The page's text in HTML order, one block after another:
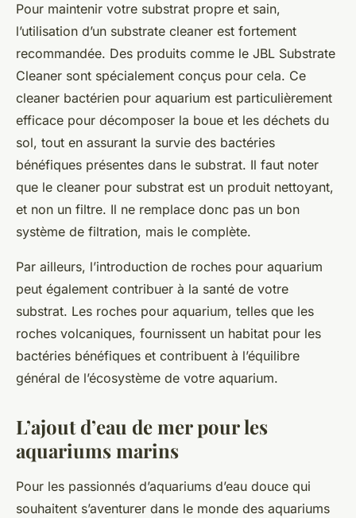
Pour maintenir votre substrat propre et sain,
l’utilisation d’un substrate cleaner est fortement
recommandée. Des produits comme le JBL Substrate
Cleaner sont spécialement conçus pour cela. Ce
cleaner bactérien pour aquarium est particulièrement
efficace pour décomposer la boue et les déchets du
sol, tout en assurant la survie des bactéries
bénéfiques présentes dans le substrat. Il faut noter
que le cleaner pour substrat est un produit nettoyant,
et non un filtre. Il ne remplace donc pas un bon
système de filtration, mais le complète.
Par ailleurs, l’introduction de roches pour aquarium
peut également contribuer à la santé de votre
substrat. Les roches pour aquarium, telles que les
roches volcaniques, fournissent un habitat pour les
bactéries bénéfiques et contribuent à l’équilibre
général de l’écosystème de votre aquarium.
L’ajout d’eau de mer pour les
aquariums marins
Pour les passionnés d’aquariums d’eau douce qui
souhaitent s’aventurer dans le monde des aquariums